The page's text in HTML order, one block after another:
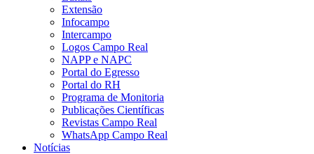
Extensão
Infocampo
Intercampo
Logos Campo Real
NAPP e NAPC
Portal do Egresso
Portal do RH
Programa de Monitoria
Publicações Científicas
Revistas Campo Real
WhatsApp Campo Real
Notícias